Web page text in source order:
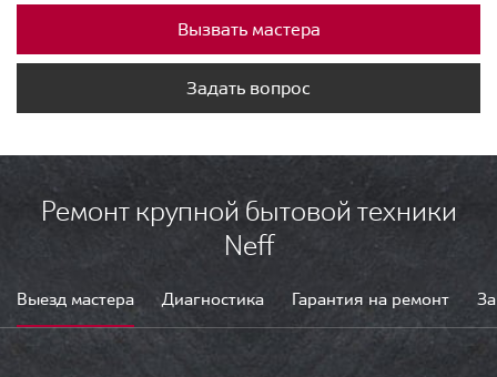
Вызвать мастера
Задать вопрос
Ремонт крупной бытовой техники
Neff
Выезд мастера Диагностика Гарантия на ремонт